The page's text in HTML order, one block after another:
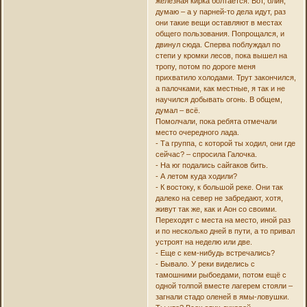
думаю – а у парней-то дела идут, раз
они такие вещи оставляют в местах
общего пользования. Попрощался, и
двинул сюда. Сперва поблуждал по
степи у кромки лесов, пока вышел на
тропу, потом по дороге меня
прихватило холодами. Трут закончился,
а палочками, как местные, я так и не
научился добывать огонь. В общем,
думал – всё.
Помолчали, пока ребята отмечали
место очередного лада.
- Та группа, с которой ты ходил, они где
сейчас? – спросила Галочка.
- На юг подались сайгаков бить.
- А летом куда ходили?
- К востоку, к большой реке. Они так
далеко на север не забредают, хотя,
живут так же, как и Аон со своими.
Переходят с места на место, иной раз
и по несколько дней в пути, а то привал
устроят на неделю или две.
- Еще с кем-нибудь встречались?
- Бывало. У реки виделись с
тамошними рыбоедами, потом ещё с
одной толпой вместе лагерем стояли –
загнали стадо оленей в ямы-ловушки.